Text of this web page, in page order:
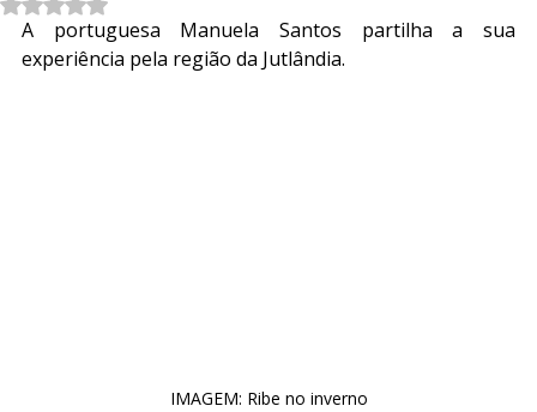
Avaliado com NaN de 5 estrelas.
A portuguesa Manuela Santos partilha a sua
experiência pela região da Jutlândia.
IMAGEM: Ribe no inverno